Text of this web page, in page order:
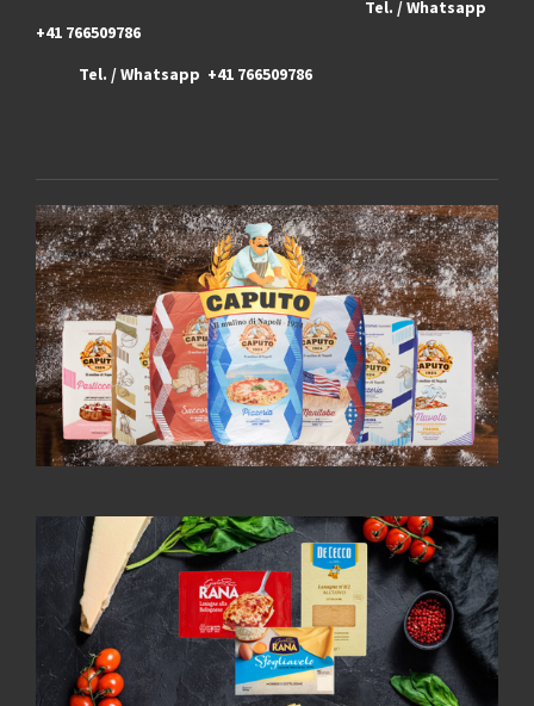
Tel. / Whatsapp
+41 766509786
Tel. / Whatsapp +41 766509786